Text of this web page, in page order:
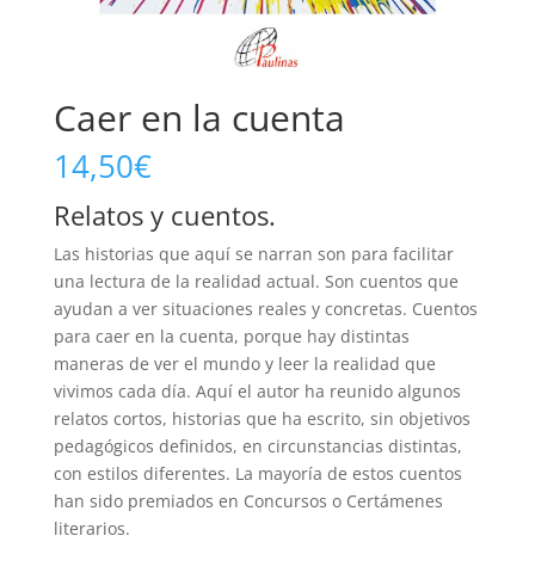
Caer en la cuenta
14,50€
Relatos y cuentos.
Las historias que aquí se narran son para facilitar
una lectura de la realidad actual. Son cuentos que
ayudan a ver situaciones reales y concretas. Cuentos
para caer en la cuenta, porque hay distintas
maneras de ver el mundo y leer la realidad que
vivimos cada día. Aquí el autor ha reunido algunos
relatos cortos, historias que ha es­crito, sin objetivos
pedagógicos definidos, en circunstancias distintas,
con estilos diferentes. La mayoría de estos cuentos
han sido premiados en Concursos o Certámenes
literarios.